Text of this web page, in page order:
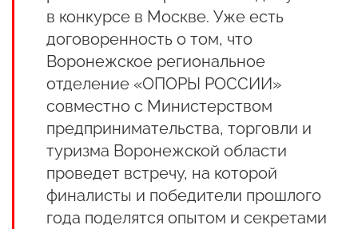
в конкурсе в Москве. Уже есть
договоренность о том, что
Воронежское региональное
отделение «ОПОРЫ РОССИИ»
совместно с Министерством
предпринимательства, торговли и
туризма Воронежской области
проведет встречу, на которой
финалисты и победители прошлого
года поделятся опытом и секретами